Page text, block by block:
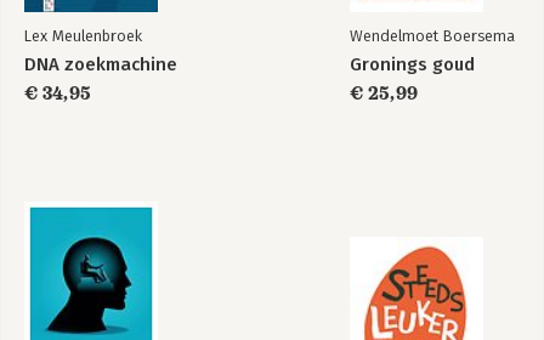
Verklarende woordenlijst
Lex Meulenbroek
DNA zoekmachine
€ 34,95
Wendelmoet Boersema
Gronings goud
€ 25,99